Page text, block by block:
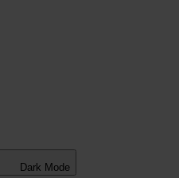
Dark Mode